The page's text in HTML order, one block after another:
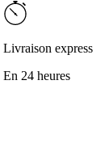
Livraison express
En 24 heures